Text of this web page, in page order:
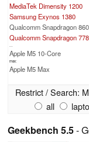
MediaTek Dimensity 1200
Samsung Exynos 1380
Qualcomm Snapdragon 860
Qualcomm Snapdragon
Apple M5 10-Core
max:
Apple M5 Max
Restrict / Search:
all
Geekbench 5.5-